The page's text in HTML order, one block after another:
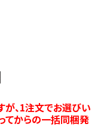
、1注文でお選びい
てからの一括同梱発